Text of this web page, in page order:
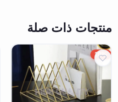
منتجات ذات صلة
10%